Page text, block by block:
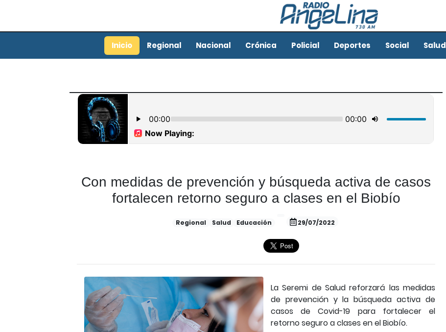
Inicio Regional Nacional Crónica Policial Deportes Social Salud
Con medidas de prevención y búsqueda activa de casos
fortalecen retorno seguro a clases en el Biobío
Regional Salud Educación 29/07/2022
La Seremi de Salud reforzará las medidas
de prevención y la búsqueda activa de
casos de Covid-19 para fortalecer el
retorno seguro a clases en el Biobío.